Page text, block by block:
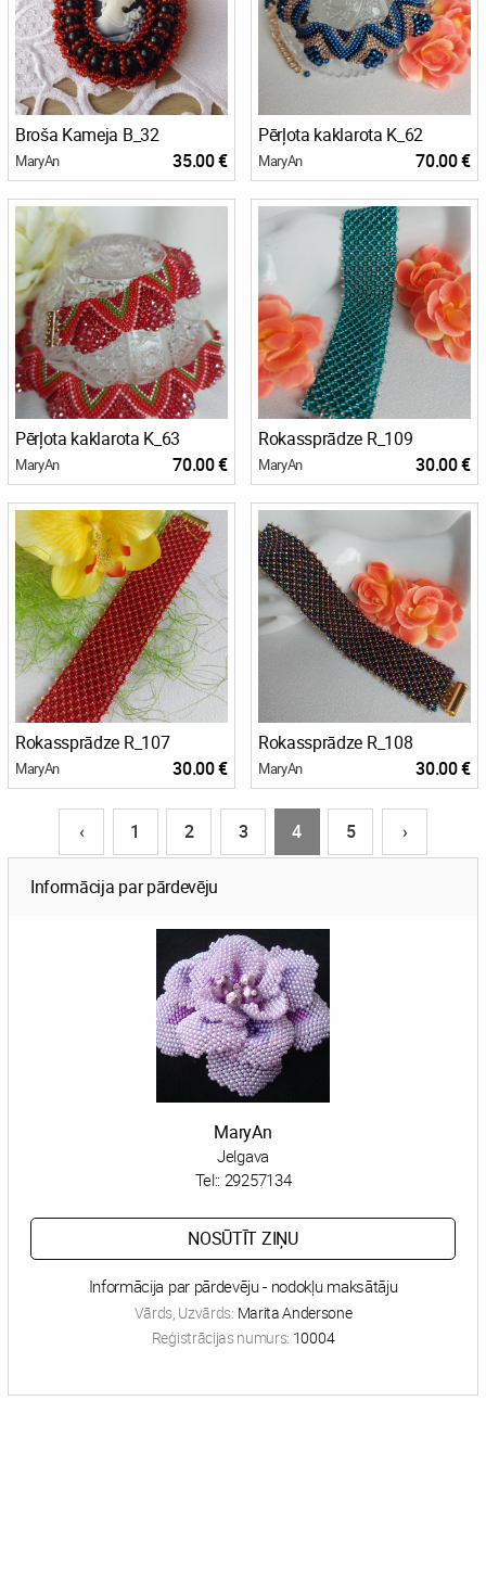
Broša Kameja B_32
MaryAn 35.00 €
Pērļota kaklarota K_62
MaryAn 70.00 €
Pērļota kaklarota K_63
MaryAn 70.00 €
Rokassprādze R_109
MaryAn 30.00 €
Rokassprādze R_107
MaryAn 30.00 €
Rokassprādze R_108
MaryAn 30.00 €
‹ 1 2 3 4 5 ›
Informācija par pārdevēju
MaryAn
Jelgava
Tel:: 29257134
NOSŪTĪT ZIŅU
Informācija par pārdevēju - nodokļu maksātāju
Vārds, Uzvārds: Marita Andersone
Reģistrācijas numurs: 10004